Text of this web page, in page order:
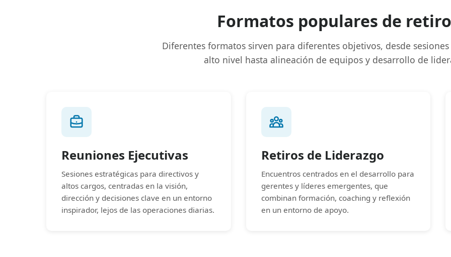
Formatos populares de
Diferentes formatos sirven para diferentes objetivos, desde
alto nivel hasta alineación de equipos y desarrollo de
Reuniones Ejecutivas
Sesiones estratégicas para directivos y
altos cargos, centradas en la visión,
dirección y decisiones clave en un entorno
inspirador, lejos de las operaciones diarias.
Retiros de Liderazgo
Encuentros centrados en el desarrollo para
gerentes y líderes emergentes, que
combinan formación, coaching y reflexión
en un entorno de apoyo.